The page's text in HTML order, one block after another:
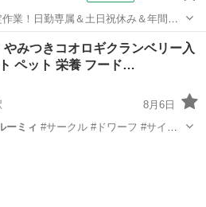
業！日勤専属＆土日祝休み＆年間休
★マイカー通勤OK＆無料駐車場あり
り！《茨城県常陸大宮市》 人気の
...
その他
やみつきコオロギクランベリー入
ペット 栄養 フード…
8月6日
ーミィ #サークル #ドワーフ #サイレ